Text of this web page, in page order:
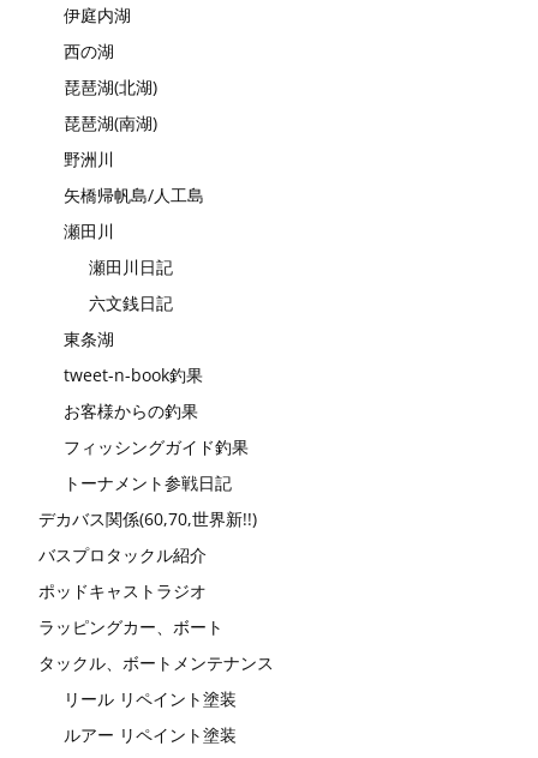
伊庭内湖
西の湖
琵琶湖(北湖)
琵琶湖(南湖)
野洲川
矢橋帰帆島/人工島
瀬田川
瀬田川日記
六文銭日記
東条湖
tweet-n-book釣果
お客様からの釣果
フィッシングガイド釣果
トーナメント参戦日記
デカバス関係(60,70,世界新!!)
バスプロタックル紹介
ポッドキャストラジオ
ラッピングカー、ボート
タックル、ボートメンテナンス
リール リペイント塗装
ルアー リペイント塗装